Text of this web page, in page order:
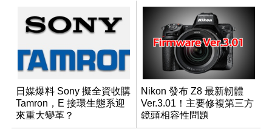
日媒爆料 Sony 擬全資收購
Tamron，E 接環生態系迎
來重大變革？
Nikon 發布 Z8 最新韌體
Ver.3.01！主要修複第三方
鏡頭相容性問題